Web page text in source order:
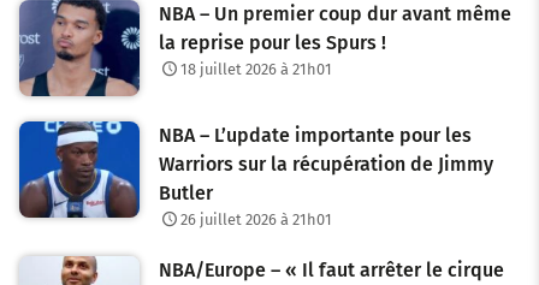
NBA – Un premier coup dur avant même
la reprise pour les Spurs !
18 juillet 2026 à 21h01
NBA – L’update importante pour les
Warriors sur la récupération de Jimmy
Butler
26 juillet 2026 à 21h01
NBA/Europe – « Il faut arrêter le cirque